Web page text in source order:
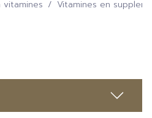
/ Vitamines en